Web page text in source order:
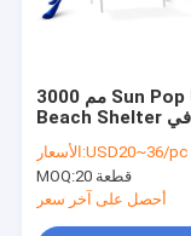
3000 مم Sun Pop Up
Beach Shelter في
الهواء الطلق الظل
الأسعار:USD20~36/pc
MOQ:
20 قطعة
أحصل على آخر سعر